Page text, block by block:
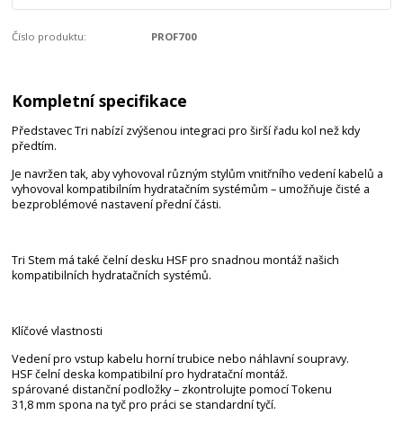
Číslo produktu: PROF700
Kompletní specifikace
Představec Tri nabízí zvýšenou integraci pro širší řadu kol než kdy
předtím.
Je navržen tak, aby vyhovoval různým stylům vnitřního vedení kabelů a
vyhovoval kompatibilním hydratačním systémům – umožňuje čisté a
bezproblémové nastavení přední části.
Tri Stem má také čelní desku HSF pro snadnou montáž našich
kompatibilních hydratačních systémů.
Klíčové vlastnosti
Vedení pro vstup kabelu horní trubice nebo náhlavní soupravy.
HSF čelní deska kompatibilní pro hydratační montáž.
spárované distanční podložky – zkontrolujte pomocí Tokenu
31,8 mm spona na tyč pro práci se standardní tyčí.